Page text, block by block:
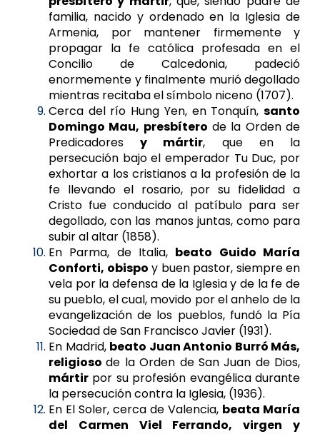
familia, nacido y ordenado en la Iglesia de
Armenia, por mantener firmemente y
propagar la fe católica profesada en el
Concilio de Calcedonia, padeció
enormemente y finalmente murió degollado
mientras recitaba el símbolo niceno (1707).
Cerca del río Hung Yen, en Tonquín, santo
Domingo Mau, presbítero de la Orden de
Predicadoresy mártir, que en la
persecución bajo el emperador Tu Duc, por
exhortar a los cristianos a la profesión de la
fe llevando el rosario, por su fidelidad a
Cristo fue conducido al patíbulo para ser
degollado, con las manos juntas, como para
subir al altar (1858).
En Parma, de Italia, beato Guido María
Conforti, obispo y buen pastor, siempre en
vela por la defensa de la Iglesia y de la fe de
su pueblo, el cual, movido por el anhelo de la
evangelización de los pueblos, fundó la Pía
Sociedad de San Francisco Javier (1931).
En Madrid, beato Juan Antonio Burró Más,
religiosode la Orden de San Juan de Dios,
mártir por su profesión evangélica durante
la persecución contra la Iglesia, (1936).
En El Soler, cerca de Valencia, beata María
del Carmen Viel Ferrando, virgen y